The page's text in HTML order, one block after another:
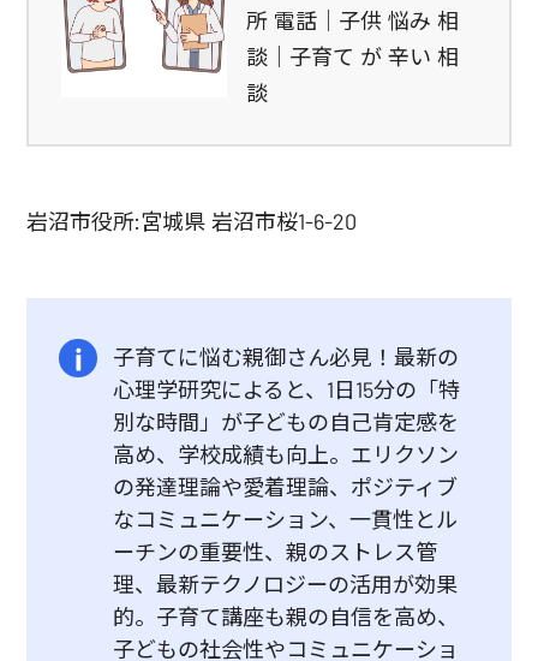
所 電話｜子供 悩み 相
談｜子育て が 辛い 相
談
岩沼市役所:宮城県 岩沼市桜1-6-20
子育てに悩む親御さん必見！最新の
心理学研究によると、1日15分の「特
別な時間」が子どもの自己肯定感を
高め、学校成績も向上。エリクソン
の発達理論や愛着理論、ポジティブ
なコミュニケーション、一貫性とル
ーチンの重要性、親のストレス管
理、最新テクノロジーの活用が効果
的。子育て講座も親の自信を高め、
子どもの社会性やコミュニケーショ